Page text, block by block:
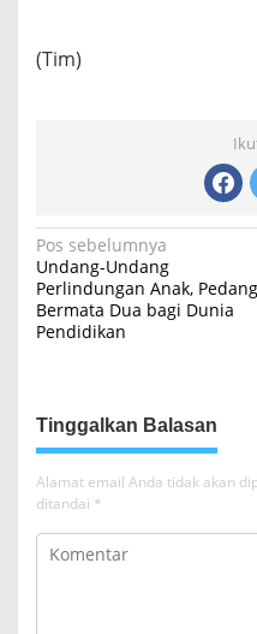
(Tim)
N
a
v
a
s
i
p
o
Pos sebelumnya
Undang-Undang
Perlindungan Anak, Pedang
Bermata Dua bagi Dunia
Pendidikan
Tinggalkan Balasan
Alamat email Anda tidak akan
ditandai *